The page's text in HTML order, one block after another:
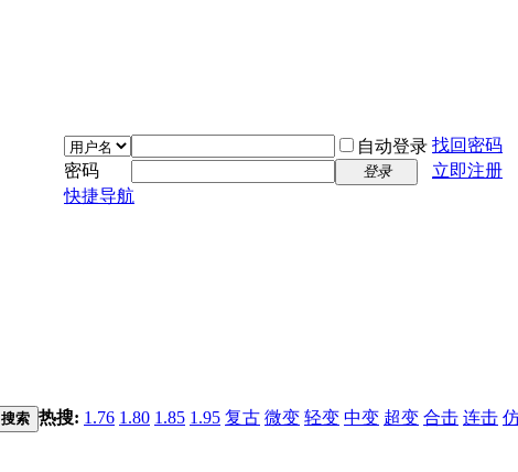
自动登录 找回密码
密码
登录
立即注册
快捷导航
搜索 热搜: 1.76 1.80 1.85 1.95 复古 微变 轻变 中变 超变 合击 连击